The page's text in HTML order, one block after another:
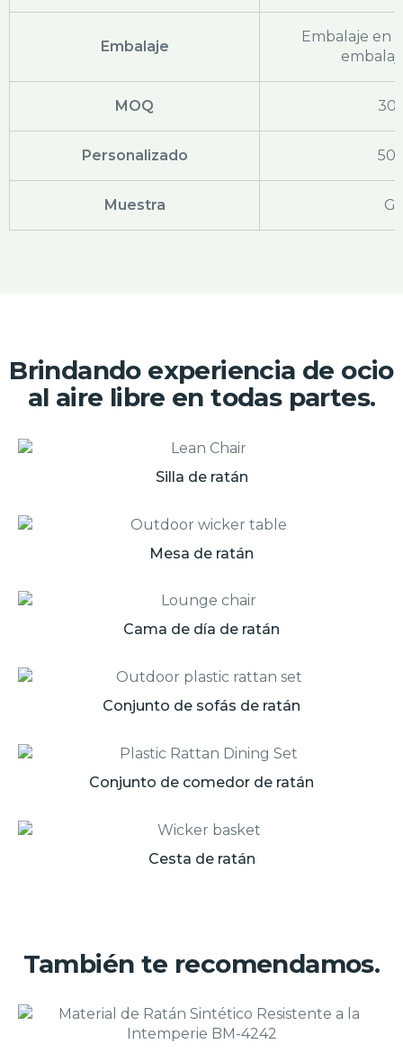
Embalaje
Embalaje en
MOQ
Personalizado
Muestra
Brindando experiencia de ocio
al aire libre en todas partes.
Silla de ratán
Mesa de ratán
Cama de día de ratán
Conjunto de sofás de ratán
Conjunto de comedor de ratán
Cesta de ratán
También te recomendamos.